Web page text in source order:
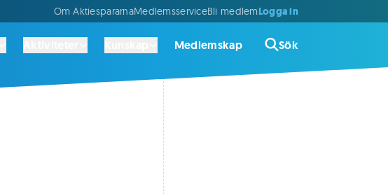
Om AktiespararnaMedlemsserviceBli medlemLogga in
Medlemskap Sök